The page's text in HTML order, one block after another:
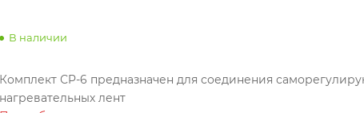
В наличии
Комплект СP-6 предназначен для соединения
нагревательных лент